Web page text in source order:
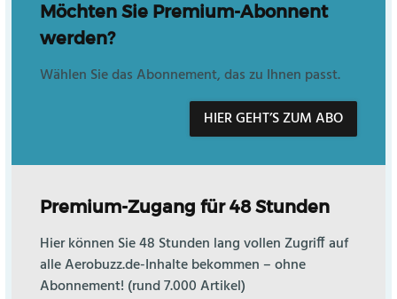
Möchten Sie Premium-Abonnent
werden?
Wählen Sie das Abonnement, das zu Ihnen passt.
HIER GEHT’S ZUM ABO
Premium-Zugang für 48 Stunden
Hier können Sie 48 Stunden lang vollen Zugriff auf
alle Aerobuzz.de-Inhalte bekommen – ohne
Abonnement! (rund 7.000 Artikel)